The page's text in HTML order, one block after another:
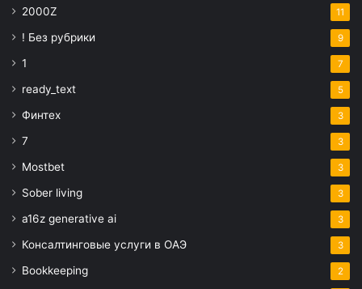
2000Z 11
! Без рубрики 9
1 7
ready_text 5
Финтех 3
7 3
Mostbet 3
Sober living 3
a16z generative ai 3
Консалтинговые услуги в ОАЭ 3
Bookkeeping 2